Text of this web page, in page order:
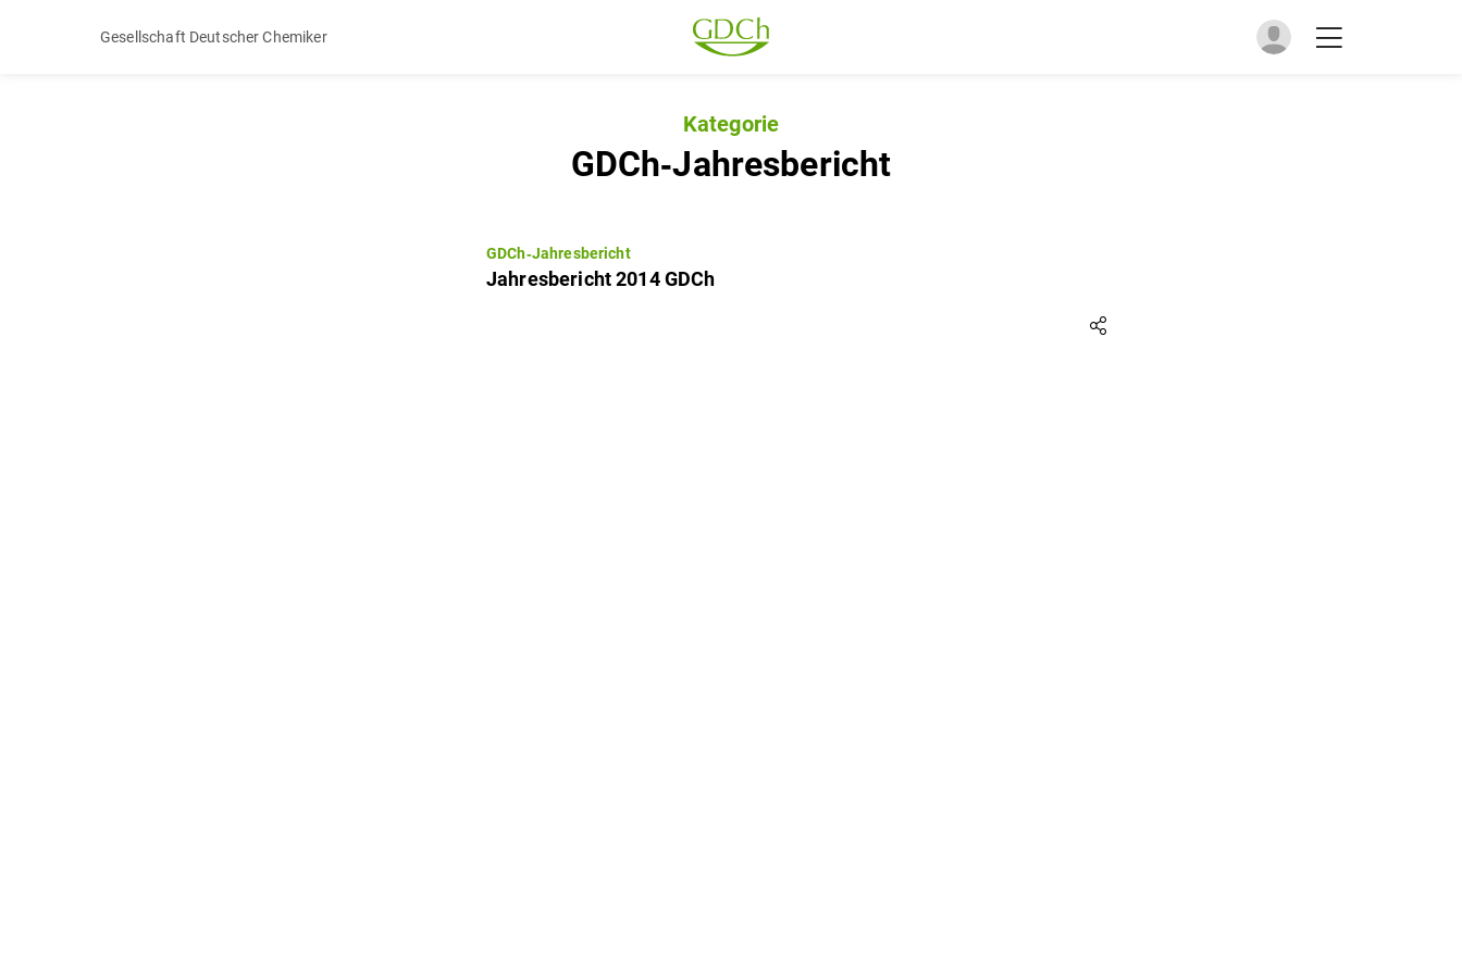
Gesellschaft Deutscher Chemiker
Kategorie
GDCh‐Jahresbericht
GDCh‐Jahresbericht
Jahresbericht 2014 GDCh